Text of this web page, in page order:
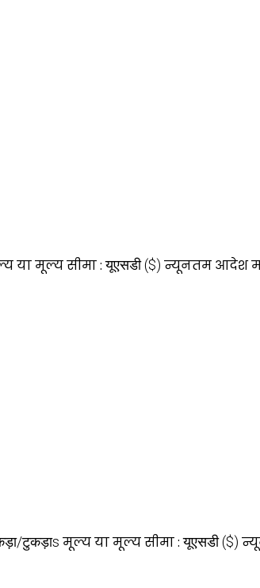
या मूल्य सीमा :यूएसडी ($) न्यूनतम आदेश
टुकड़ाs मूल्य या मूल्य सीमा :यूएसडी ($)